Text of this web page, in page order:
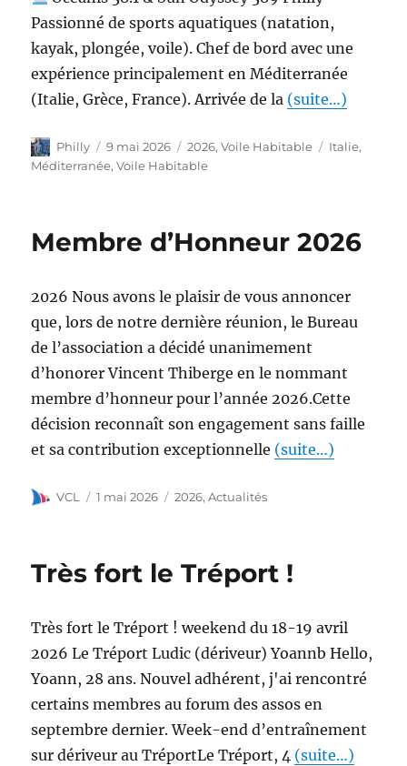
Passionné de sports aquatiques (natation,
kayak, plongée, voile). Chef de bord avec une
expérience principalement en Méditerranée
(Italie, Grèce, France). Arrivée de la (suite…)
Philly 9 mai 2026 2026,Voile Habitable Italie,
Méditerranée,Voile Habitable
Membre d’Honneur 2026
2026 Nous avons le plaisir de vous annoncer
que, lors de notre dernière réunion, le Bureau
de l’association a décidé unanimement
d’honorer Vincent Thiberge en le nommant
membre d’honneur pour l’année 2026.Cette
décision reconnaît son engagement sans faille
et sa contribution exceptionnelle (suite…)
VCL 1 mai 2026 2026,Actualités
Très fort le Tréport !
Très fort le Tréport ! weekend du 18-19 avril
2026 Le Tréport Ludic (dériveur) Yoannb Hello,
Yoann, 28 ans. Nouvel adhérent, j'ai rencontré
certains membres au forum des assos en
septembre dernier. Week-end d’entraînement
sur dériveur au TréportLe Tréport, 4 (suite…)